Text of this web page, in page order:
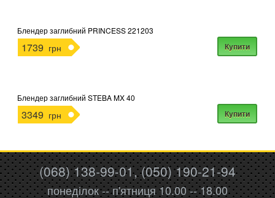
Блендер заглибний PRINCESS 221203
1739 грн Купити
Блендер заглибний STEBA MX 40
3349 грн Купити
(068) 138-99-01, (050) 190-21-94
понеділок -- п'ятниця 10.00 -- 18.00